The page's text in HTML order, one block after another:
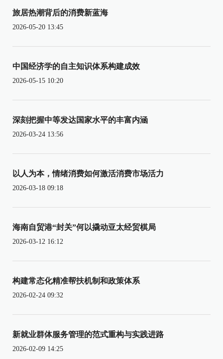
旅居热潮背后的消费新蓝海
2026-05-20 13:45
中国经济学的自主知识体系构建成效
2026-05-15 10:20
深刻把握中等发达国家水平的丰富内涵
2026-03-24 13:56
以人为本，情绪消费如何激活消费市场活力
2026-03-18 09:18
海南自贸港“封关”何以撬动亚太经贸棋局
2026-03-12 16:12
构建常态化精准帮扶机制和政策体系
2026-02-24 09:32
新就业群体服务管理的范式重构与实践进路
2026-02-09 14:25